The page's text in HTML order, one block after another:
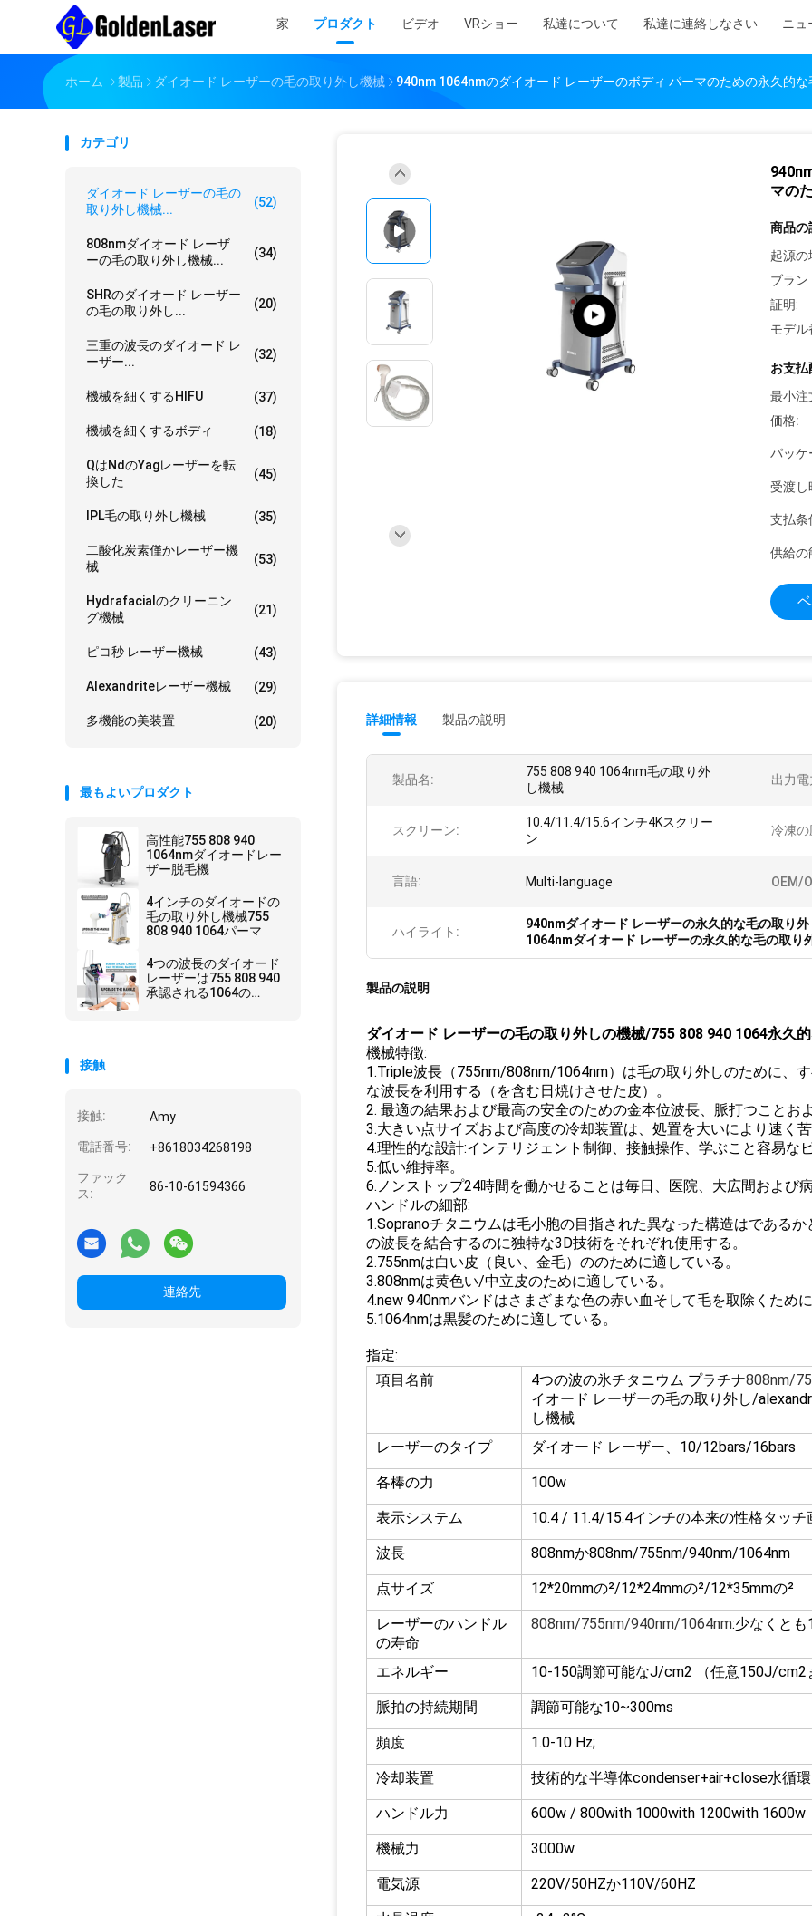
家 プロダクト ビデオ VRショー 私達について 私達に連絡しなさい ニュ
ホーム 製品 ダイオード レーザーの毛の取り外し機械 940nm 1064nmのダイオード レーザーのボディ パーマのための永久的
カテゴリ
ダイオード レーザーの毛の
取り外し機械...
(52)
808nmダイオード レーザ
ーの毛の取り外し機械...
(34)
SHRのダイオード レーザー
の毛の取り外し...
(20)
三重の波長のダイオード レ
ーザー...
(32)
機械を細くするHIFU (37)
機械を細くするボディ (18)
Qはndのyagレーザーを転
換した
(45)
IPL毛の取り外し機械 (35)
二酸化炭素僅かレーザー機
械
(53)
Hydrafacialのクリーニン
グ機械
(21)
ピコ秒 レーザー機械 (43)
Alexandriteレーザー機械 (29)
多機能の美装置 (20)
最もよいプロダクト
高性能755 808 940
1064nmダイオードレー
ザー脱毛機
4インチのダイオードの
毛の取り外し機械755
808 940 1064パーマ
4つの波長のダイオード
レーザーは755 808 940
承認される1064の
接触
接触: Amy
電話番号: +8618034268198
ファック
ス:
86-10-61594366
連絡先
マの
商品の
起源の
ブラン
証明:
モデル
お支払
最小注
価格:
パッケ
受渡し
支払条
供給の
詳細情報 製品の説明
製品名:
755 808 940 1064nm毛の取り外
し機械
出力
スクリーン:
10.4/11.4/15.6インチ4Kスクリー
ン
冷凍
言語: Multi-language OEM/
ハイライト:
940nmダイオード レーザーの永久的な毛の取り外
1064nmダイオード レーザーの永久的な毛の取り
製品の説明
ダイオード レーザーの毛の取り外しの機械/755 808 940 1064永久
機械特徴:
1.Triple波長（755nm/808nm/1064nm）は毛の取り外しのために、
な波長を利用する（を含む日焼けさせた皮）。
2. 最適の結果および最高の安全のための金本位波長、脈打つことお
3.大きい点サイズおよび高度の冷却装置は、処置を大いにより速く
4.理性的な設計:インテリジェント制御、接触操作、学ぶこと容易な
5.低い維持率。
6.ノンストップ24時間を働かせることは毎日、医院、大広間および
ハンドルの細部:
1.Sopranoチタニウムは毛小胞の目指された異なった構造はである
の波長を結合するのに独特な3D技術をそれぞれ使用する。
2.755nmは白い皮（良い、金毛）ののために適している。
3.808nmは黄色い/中立皮のために適している。
4.new 940nmバンドはさまざまな色の赤い血そして毛を取除くため
5.1064nmは黒髪のために適している。
指定:
項目名前
4つの波の氷チタニウム プラチナ808nm/
イオード レーザーの毛の取り外し/
し機械
レーザーのタイプ
ダイオード レーザー、10/12bars/16bars
各棒の力 100w
表示システム 10.4 / 11.4/15.4インチの本来の性格タッチ
波長 808nmか808nm/755nm/940nm/1064nm
点サイズ 12*20mmの²/12*24mmの²/12*35mmの²
レーザーのハンドル
の寿命
808nm/755nm/940nm/1064nm:少なくと
エネルギー 10-150調節可能なJ/cm2 （任意150J/cm2
脈拍の持続期間 調節可能な10~300ms
頻度 1.0-10 Hz;
冷却装置 技術的な半導体condenser+air+close水循環
ハンドル力 600w / 800with 1000with 1200with 1600w
機械力 3000w
電気源 220V/50HZか110V/60HZ